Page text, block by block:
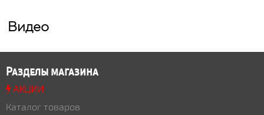
Видео
Разделы магазина
АКЦИИ
Каталог товаров